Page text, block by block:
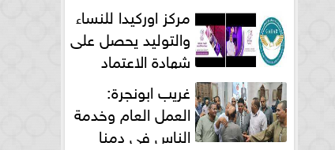
مركز اوركيدا للنساء
والتوليد يحصل على
شهادة الاعتماد
الكامل
غريب ابونجرة:
العمل العام وخدمة
الناس فى دمنا